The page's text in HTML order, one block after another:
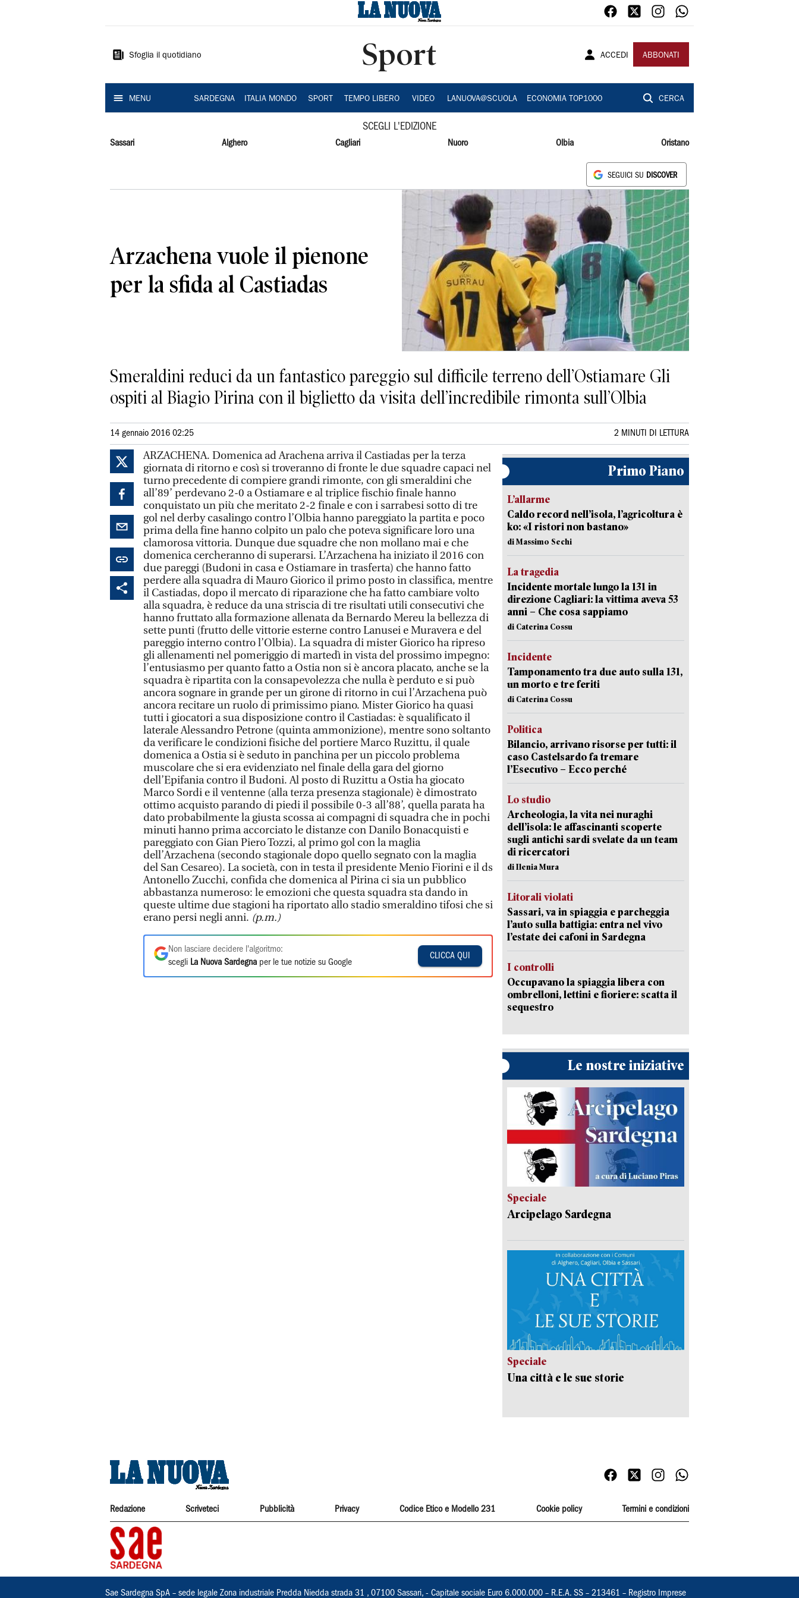
Sardegna
Sfoglia il quotidiano Sport ACCEDI ABBONATI
MENU SARDEGNA ITALIA MONDO SPORT TEMPO LIBERO VIDEO LANUOVA@SCUOLA ECONOMIA TOP1000 CERCA
SCEGLI L'EDIZIONE
Sassari Alghero Cagliari Nuoro Olbia Oristano
SEGUICI SU DISCOVER
Arzachena vuole il pienone
per la sfida al Castiadas
Smeraldini reduci da un fantastico pareggio sul difficile terreno dell’Ostiamare Gli
ospiti al Biagio Pirina con il biglietto da visita dell’incredibile rimonta sull’Olbia
14 gennaio 2016 02:25 2 MINUTI DI LETTURA
ARZACHENA. Domenica ad Arachena arriva il Castiadas per la terza
giornata di ritorno e così si troveranno di fronte le due squadre capaci nel
turno precedente di compiere grandi rimonte, con gli smeraldini che
all’89’ perdevano 2-0 a Ostiamare e al triplice fischio finale hanno
conquistato un più che meritato 2-2 finale e con i sarrabesi sotto di tre
gol nel derby casalingo contro l’Olbia hanno pareggiato la partita e poco
prima della fine hanno colpito un palo che poteva significare loro una
clamorosa vittoria. Dunque due squadre che non mollano mai e che
domenica cercheranno di superarsi. L’Arzachena ha iniziato il 2016 con
due pareggi (Budoni in casa e Ostiamare in trasferta) che hanno fatto
perdere alla squadra di Mauro Giorico il primo posto in classifica, mentre
il Castiadas, dopo il mercato di riparazione che ha fatto cambiare volto
alla squadra, è reduce da una striscia di tre risultati utili consecutivi che
hanno fruttato alla formazione allenata da Bernardo Mereu la bellezza di
sette punti (frutto delle vittorie esterne contro Lanusei e Muravera e del
pareggio interno contro l’Olbia). La squadra di mister Giorico ha ripreso
gli allenamenti nel pomeriggio di martedì in vista del prossimo impegno:
l’entusiasmo per quanto fatto a Ostia non si è ancora placato, anche se la
squadra è ripartita con la consapevolezza che nulla è perduto e si può
ancora sognare in grande per un girone di ritorno in cui l’Arzachena può
ancora recitare un ruolo di primissimo piano. Mister Giorico ha quasi
tutti i giocatori a sua disposizione contro il Castiadas: è squalificato il
laterale Alessandro Petrone (quinta ammonizione), mentre sono soltanto
da verificare le condizioni fisiche del portiere Marco Ruzittu, il quale
domenica a Ostia si è seduto in panchina per un piccolo problema
muscolare che si era evidenziato nel finale della gara del giorno
dell’Epifania contro il Budoni. Al posto di Ruzittu a Ostia ha giocato
Marco Sordi e il ventenne (alla terza presenza stagionale) è dimostrato
ottimo acquisto parando di piedi il possibile 0-3 all’88’, quella parata ha
dato probabilmente la giusta scossa ai compagni di squadra che in pochi
minuti hanno prima accorciato le distanze con Danilo Bonacquisti e
pareggiato con Gian Piero Tozzi, al primo gol con la maglia
dell’Arzachena (secondo stagionale dopo quello segnato con la maglia
del San Cesareo). La società, con in testa il presidente Menio Fiorini e il ds
Antonello Zucchi, confida che domenica al Pirina ci sia un pubblico
abbastanza numeroso: le emozioni che questa squadra sta dando in
queste ultime due stagioni ha riportato allo stadio smeraldino tifosi che si
erano persi negli anni. (p.m.)
Non lasciare decidere l'algoritmo:
scegli La Nuova Sardegna per le tue notizie su Google
CLICCA QUI
Primo Piano
L’allarme
Caldo record nell’isola, l’agricoltura è
ko: «I ristori non bastano»
di Massimo Sechi
La tragedia
Incidente mortale lungo la 131 in
direzione Cagliari: la vittima aveva 53
anni – Che cosa sappiamo
di Caterina Cossu
Incidente
Tamponamento tra due auto sulla 131,
un morto e tre feriti
di Caterina Cossu
Politica
Bilancio, arrivano risorse per tutti: il
caso Castelsardo fa tremare
l’Esecutivo – Ecco perché
Lo studio
Archeologia, la vita nei nuraghi
dell’isola: le affascinanti scoperte
sugli antichi sardi svelate da un team
di ricercatori
di Ilenia Mura
Litorali violati
Sassari, va in spiaggia e parcheggia
l’auto sulla battigia: entra nel vivo
l’estate dei cafoni in Sardegna
I controlli
Occupavano la spiaggia libera con
ombrelloni, lettini e fioriere: scatta il
sequestro
Le nostre iniziative
Speciale
Arcipelago Sardegna
Speciale
Una città e le sue storie
Redazione Scriveteci Pubblicità Privacy Codice Etico e Modello 231 Cookie policy Termini e condizioni
Sae Sardegna SpA – sede legale Zona industriale Predda Niedda strada 31 , 07100 Sassari, - Capitale sociale Euro 6.000.000 – R.E.A. SS – 213461 – Registro Imprese